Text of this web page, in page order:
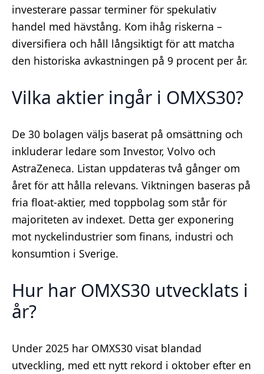
investerare passar terminer för spekulativ
handel med hävstång. Kom ihåg riskerna –
diversifiera och håll långsiktigt för att matcha
den historiska avkastningen på 9 procent per år.
Vilka aktier ingår i OMXS30?
De 30 bolagen väljs baserat på omsättning och
inkluderar ledare som Investor, Volvo och
AstraZeneca. Listan uppdateras två gånger om
året för att hålla relevans. Viktningen baseras på
fria float-aktier, med toppbolag som står för
majoriteten av indexet. Detta ger exponering
mot nyckelindustrier som finans, industri och
konsumtion i Sverige.
Hur har OMXS30 utvecklats i
år?
Under 2025 har OMXS30 visat blandad
utveckling, med ett nytt rekord i oktober efter en